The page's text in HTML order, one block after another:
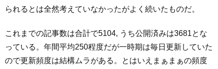
られるとは全然考えていなかったがよく続いたものだ。
これまでの記事数は合計で5104, うち公開済みは3681とな
っている。年間平均250程度だが一時期は毎日更新していた
ので更新頻度は結構ムラがある。とはいえまぁまぁの頻度